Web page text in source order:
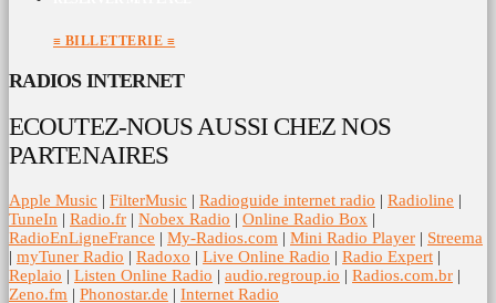
≡ BILLETTERIE ≡
RADIOS INTERNET
ECOUTEZ-NOUS AUSSI CHEZ NOS
PARTENAIRES
Apple Music | FilterMusic | Radioguide internet radio | Radioline |
TuneIn | Radio.fr | Nobex Radio | Online Radio Box |
RadioEnLigneFrance | My-Radios.com | Mini Radio Player | Streema
| myTuner Radio | Radoxo | Live Online Radio | Radio Expert |
Replaio | Listen Online Radio | audio.regroup.io | Radios.com.br |
Zeno.fm | Phonostar.de | Internet Radio